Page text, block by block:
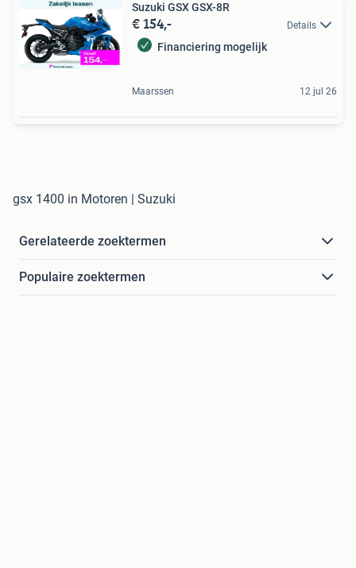
Suzuki GSX GSX-8R
€ 154,- Details
Financiering mogelijk
Maarssen 12 jul 26
gsx 1400 in Motoren | Suzuki
Gerelateerde zoektermen
Populaire zoektermen